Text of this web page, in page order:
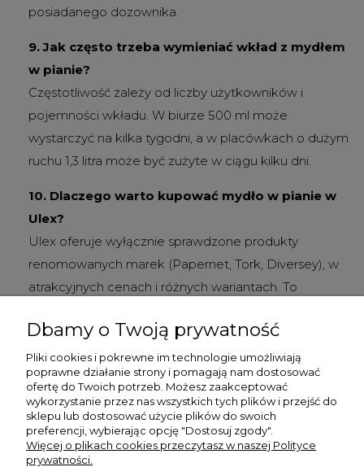
posiadanego dozownika.
9. Jak często trzeba wymieniać wkład z mydłem
w pianie?
Częstotliwość zależy od liczby użytkowników i
pojemności wkładu. W biurze 500 ml może
wystarczyć na kilka tygodni, a w placówkach o dużym
ruchu 1,3 litra może być zużyte w ciągu kilku dni.
10. Dlaczego warto kupować mydło w pianie w
Ulex?
Ulex oferuje wyłącznie sprawdzone produkty
renomowanych marek (Papernet, Tork, Diversey), w
atrakcyjnych cenach i różnych wariantach. To
dostawy.
Dbamy o Twoją prywatność
Pliki cookies i pokrewne im technologie umożliwiają
poprawne działanie strony i pomagają nam dostosować
ofertę do Twoich potrzeb. Możesz zaakceptować
wykorzystanie przez nas wszystkich tych plików i przejść do
sklepu lub dostosować użycie plików do swoich
preferencji, wybierając opcję "Dostosuj zgody".
Więcej o plikach cookies przeczytasz w naszej Polityce
prywatności.